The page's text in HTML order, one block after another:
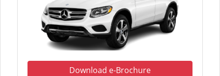
Download e-Brochure